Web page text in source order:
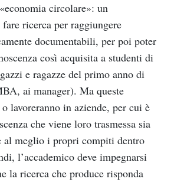
circolare»: un
ricerca per raggiungere
documentabili, per poi poter
così acquisita a studenti di
e ragazze del primo anno di
ai manager). Ma queste
lavoreranno in aziende, per cui è
che viene loro trasmessa sia
al meglio i propri compiti dentro
l’accademico deve impegnarsi
la ricerca che produce risponda